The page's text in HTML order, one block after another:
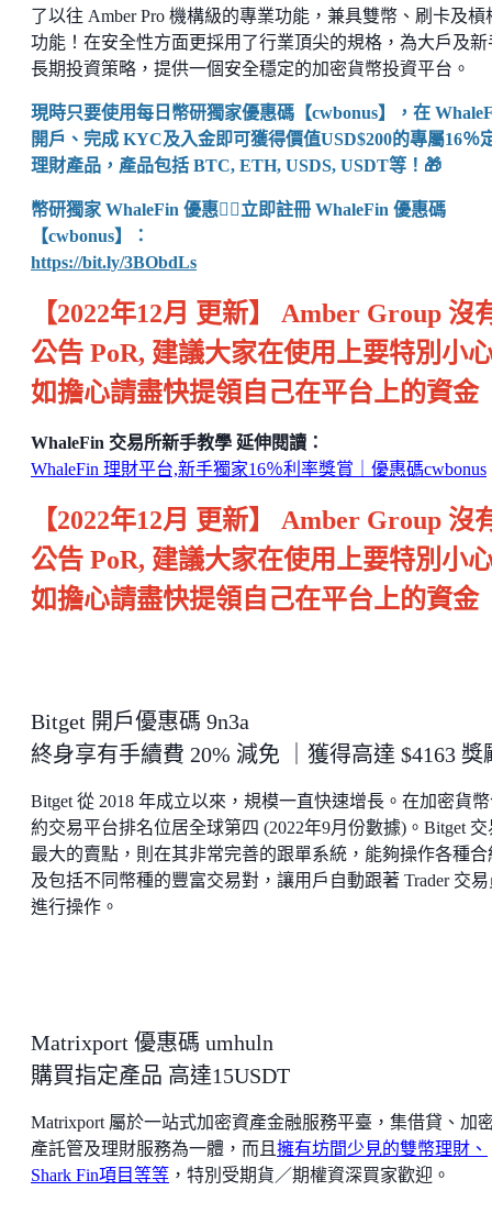
了以往 Amber Pro 機構級的專業功能，兼具雙幣、刷卡及槓
功能！在安全性方面更採用了行業頂尖的規格，為大戶及新
長期投資策略，提供一個安全穩定的加密貨幣投資平台。
現時只要使用每日幣研獨家優惠碼【cwbonus】，在
開戶、完成 KYC及入金即可獲得價值USD$200的專屬16％
理財產品，產品包括 BTC, ETH, USDS, USDT等！🎁
幣研獨家 WhaleFin 優惠👉🏼立即註冊 WhaleFin 優惠碼
【cwbonus】：
https://bit.ly/3BObdLs
【2022年12月 更新】 Amber Group 沒
公告 PoR, 建議大家在使用上要特別小
如擔心請盡快提領自己在平台上的資金
WhaleFin 交易所新手教學 延伸閱讀：
WhaleFin 理財平台,新手獨家16％利率獎賞｜優惠碼cwbonus
【2022年12月 更新】 Amber Group 沒
公告 PoR, 建議大家在使用上要特別小
如擔心請盡快提領自己在平台上的資金
Bitget 開戶優惠碼 9n3a
終身享有手續費 20% 減免 ｜獲得高達 $4163 獎
Bitget 從 2018 年成立以來，規模一直快速增長。在加密貨
約交易平台排名位居全球第四 (2022年9月份數據)。Bitget 交
最大的賣點，則在其非常完善的跟單系統，能夠操作各種合
及包括不同幣種的豐富交易對，讓用戶自動跟著 Trader 交
進行操作。
Matrixport 優惠碼 umhuln
購買指定產品 高達15USDT
Matrixport 屬於一站式加密資產金融服務平臺，集借貸、加
產託管及理財服務為一體，而且 擁有坊間少見的雙幣理財、
Shark Fin項目等等 ，特別受期貨／期權資深買家歡迎。